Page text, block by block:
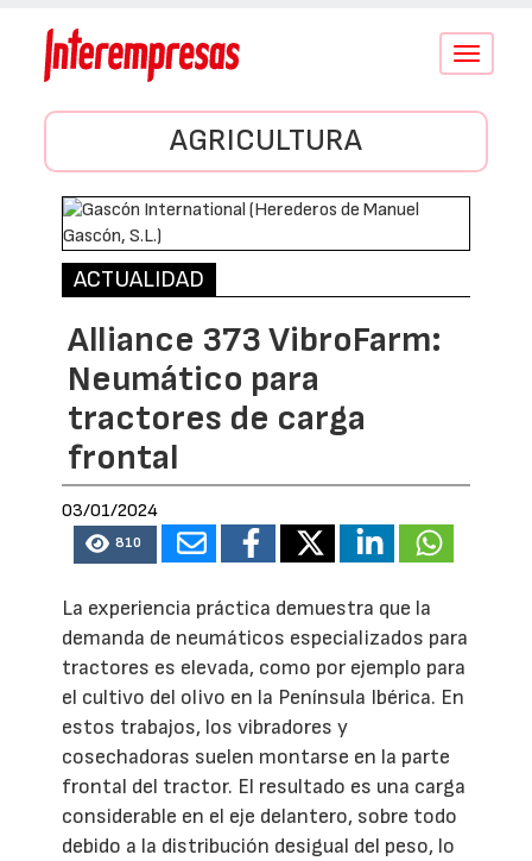
Conmutar
AGRICULTURA
ACTUALIDAD
Alliance 373 VibroFarm:
Neumático para
tractores de carga
frontal
03/01/2024
810
La experiencia práctica demuestra que la
demanda de neumáticos especializados para
tractores es elevada, como por ejemplo para
el cultivo del olivo en la Península Ibérica. En
estos trabajos, los vibradores y
cosechadoras suelen montarse en la parte
frontal del tractor. El resultado es una carga
considerable en el eje delantero, sobre todo
debido a la distribución desigual del peso, lo